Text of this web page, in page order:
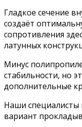
Гладкое сечение
создаёт
сопротивления
латунных
Минус
стабильности, но
дополнительные
Наши
вариант